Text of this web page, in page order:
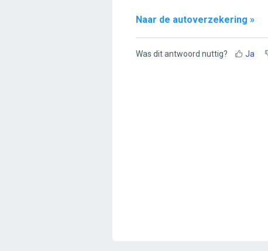
Naar de autoverzekering »
Was dit antwoord nuttig? Ja